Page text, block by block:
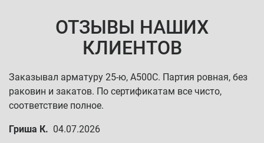
ОТЗЫВЫ НАШИХ
КЛИЕНТОВ
Заказывал арматуру 25-ю, А500С. Партия ровная, без
раковин и закатов. По сертификатам все чисто,
соответствие полное.
Гриша К. 04.07.2026